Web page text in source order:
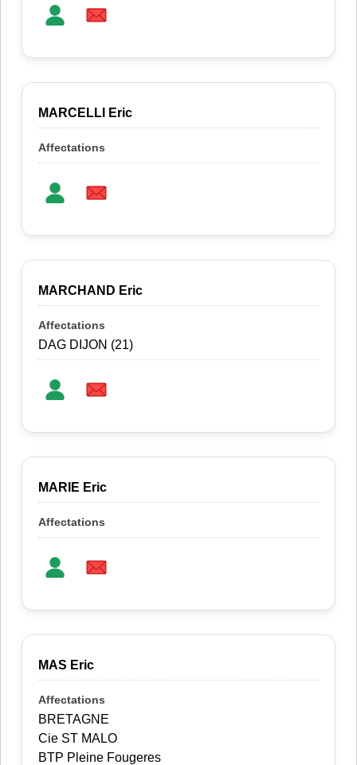
MARCELLI Eric
MARCHAND Eric
DAG DIJON (21)
MARIE Eric
MAS Eric
BRETAGNE
Cie ST MALO
BTP Pleine Fougeres